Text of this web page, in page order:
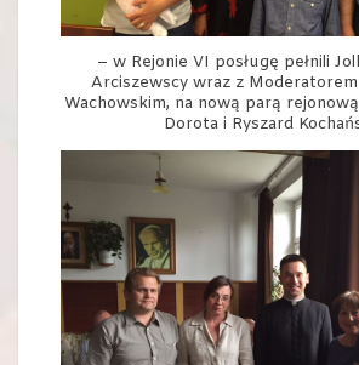
– w Rejonie VI posługę pełnili
Arciszewscy wraz z
Wachowskim, na nową parą
Dorota i Ryszard